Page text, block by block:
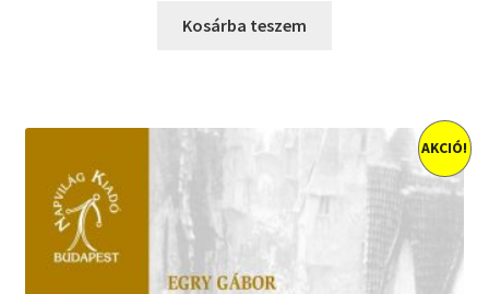
was:
is:
Kosárba teszem
AKCIÓ!